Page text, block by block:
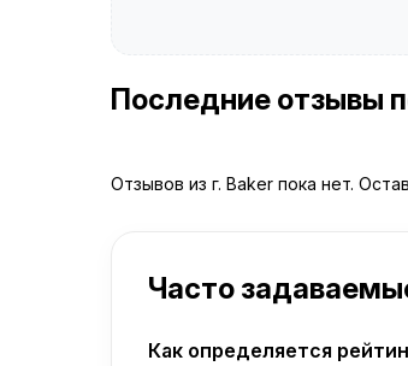
Последние отзывы
Отзывов из г. Baker пока нет.
Часто
Как определяется